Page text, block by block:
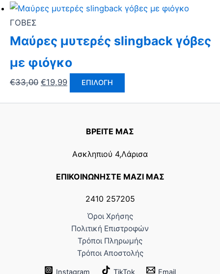
ΓΟΒΕΣ
Μαύρες μυτερές slingback γόβες
με φιόγκο
€33,00 €19,99 ΕΠΙΛΟΓΉ
ΒΡΕΙΤΕ ΜΑΣ
Ασκληπιού 4,Λάρισα
ΕΠΙΚΟΙΝΩΝΗΣΤΕ ΜΑΖΙ ΜΑΣ
2410 257205
Όροι Χρήσης
Πολιτική Επιστροφών
Τρόποι Πληρωμής
Τρόποι Αποστολής